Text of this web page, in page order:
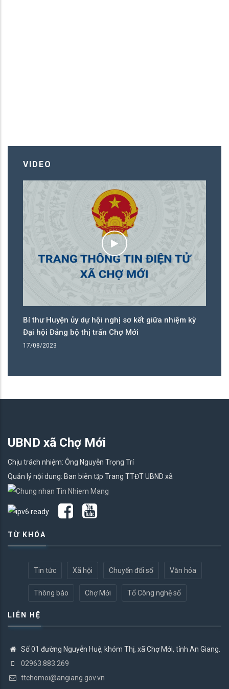
VIDEO
Bí thư Huyện ủy khảo sát tiến độ xây dựng công
trình Niệm sư từ
27/10/2023
UBND xã Chợ Mới
Chịu trách nhiệm: Ông Nguyễn Trọng Trí
Quản lý nội dung: Ban biên tập Trang TTĐT UBND xã
TỪ KHÓA
Tin tức Xã hội Chuyển đổi số Văn hóa
Thông báo Chợ Mới Tổ Công nghệ số
LIÊN HỆ
Số 01 đường Nguyễn Huệ, khóm Thị, xã Chợ Mới, tỉnh An Giang.
02963.883.269
ttchomoi@angiang.gov.vn